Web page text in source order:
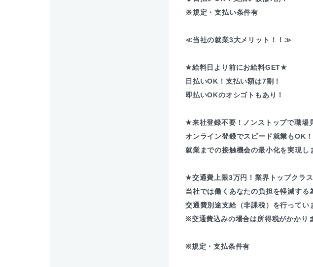
※規定・支払い条件有
≪当社の就業3大メリット！！≫
★給料日より前にお給料GET★
日払いOK！支払い額は7割！
即払いOKのオシゴトもあり！
★来社登録不要！ノンストップで職場
オンライン登録でスピード就業もOK！
就業までの接触機会の最小化を実現し
★交通費上限3万円！業界トップクラス
当社では働くあなたの負担を軽減する
交通費別途支給（非課税）を行ってい
※交通費込みの場合は所得税がかかり
※規定・支払条件有